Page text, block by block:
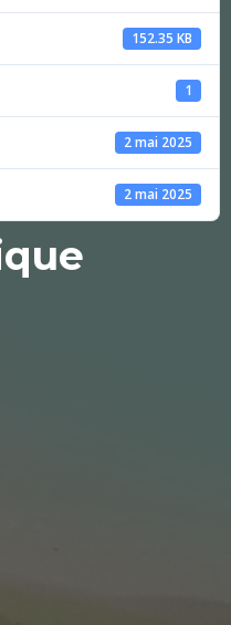
152.35 KB
1
2 mai 2025
2 mai 2025